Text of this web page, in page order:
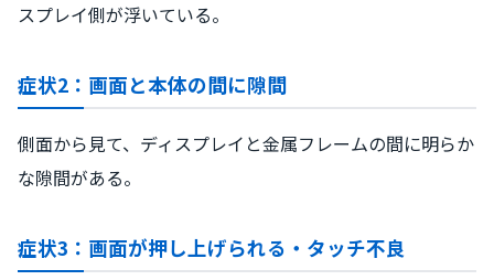
スプレイ側が浮いている。
症状2：画面と本体の間に隙間
側面から見て、ディスプレイと金属フレームの間に明らか
な隙間がある。
症状3：画面が押し上げられる・タッチ不良